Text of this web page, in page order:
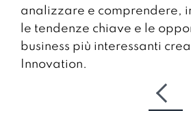
analizzare e comprendere,
le tendenze chiave e le
business più interessanti
Innovation.